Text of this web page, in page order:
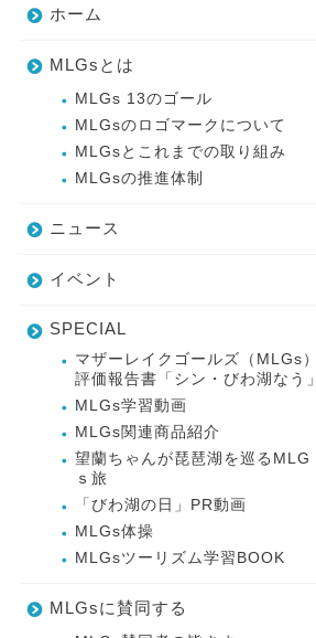
ホーム
MLGsとは
MLGs 13のゴール
MLGsのロゴマークについて
MLGsとこれまでの取り組み
MLGsの推進体制
ニュース
イベント
SPECIAL
マザーレイクゴールズ（MLGs）
評価報告書「シン・びわ湖なう」
MLGs学習動画
MLGs関連商品紹介
望蘭ちゃんが琵琶湖を巡るMLG
ｓ旅
「びわ湖の日」PR動画
MLGs体操
MLGsツーリズム学習BOOK
MLGsに賛同する